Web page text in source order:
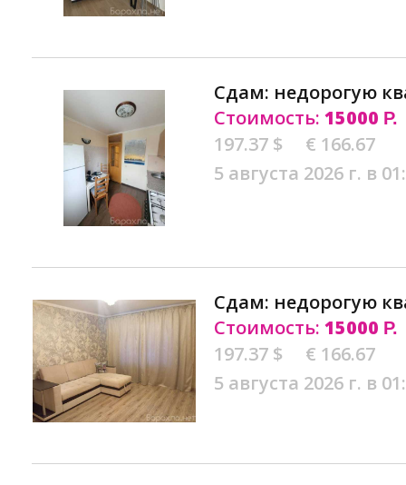
Сдам: недорогую
Стоимость: 15000 Р.
197.37 $
€ 166.67
5 августа 2026 г. в
Сдам: недорогую
Стоимость: 15000 Р.
197.37 $
€ 166.67
5 августа 2026 г. в